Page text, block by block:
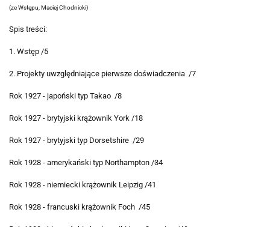
(ze Wstępu, Maciej Chodnicki)
Spis treści:
1. Wstęp /5
2. Projekty uwzględniające pierwsze doświadczenia /7
Rok 1927 - japoński typ Takao /8
Rok 1927 - brytyjski krążownik York /18
Rok 1927 - brytyjski typ Dorsetshire /29
Rok 1928 - amerykański typ Northampton /34
Rok 1928 - niemiecki krążownik Leipzig /41
Rok 1928 - francuski krążownik Foch /45